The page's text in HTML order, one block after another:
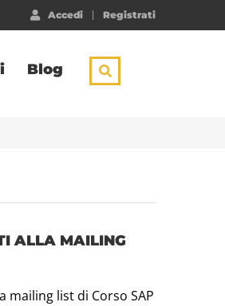
Accedi Registrati
Blog
ALLA MAILING
mailing list di Corso SAP